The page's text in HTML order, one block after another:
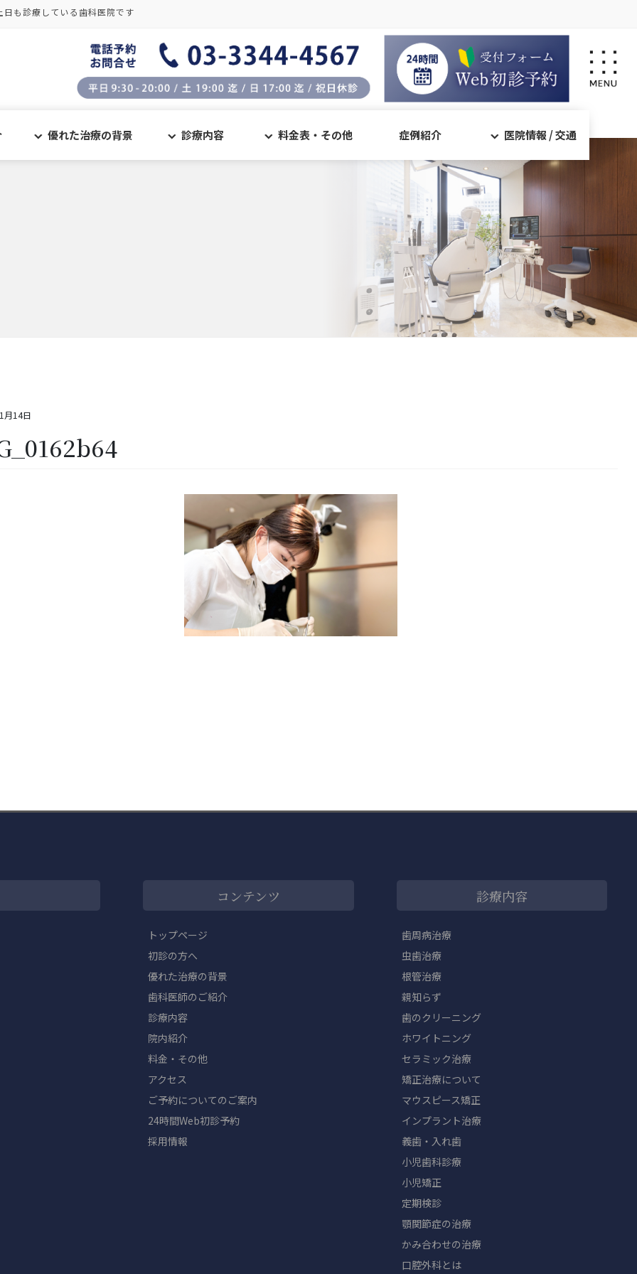
も診療している歯科医院です
優れた治療の背景 診療内容 料金表・その他 症例紹介 医院情報 / 交通
月14日
コンテンツ
トップページ
初診の方へ
優れた治療の背景
歯科医師のご紹介
診療内容
院内紹介
料金・その他
アクセス
ご予約についてのご案内
24時間Web初診予約
採用情報
診療内容
歯周病治療
虫歯治療
根管治療
親知らず
歯のクリーニング
ホワイトニング
セラミック治療
矯正治療について
マウスピース矯正
インプラント治療
義歯・入れ歯
小児歯科診療
小児矯正
定期検診
顎関節症の治療
かみ合わせの治療
口腔外科とは